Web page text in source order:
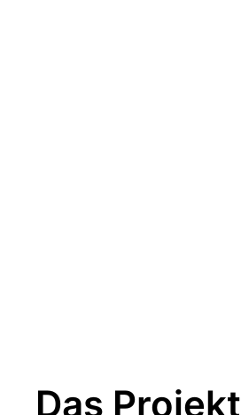
Das Projekt